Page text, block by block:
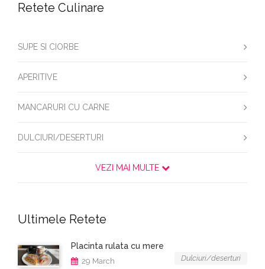
Retete Culinare
SUPE SI CIORBE
APERITIVE
MANCARURI CU CARNE
DULCIURI/DESERTURI
VEZI MAI MULTE
Ultimele Retete
Placinta rulata cu mere
29 March Dulciuri/deserturi